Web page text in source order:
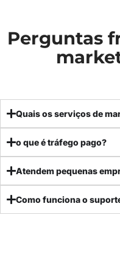
Perguntas
Quais os serviços de
o que é tráfego pago?
Atendem pequenas
Como funciona o